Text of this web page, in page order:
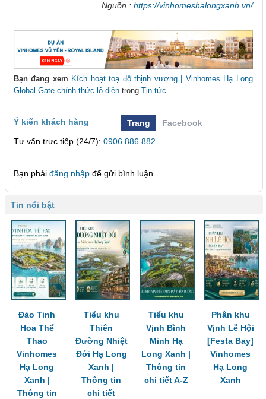
Nguồn : https://vinhomeshalongxanh.vn/
Bạn đang xem Kích hoạt toạ độ thịnh vượng | Vinhomes Hạ Long
Global Gate chính thức lộ diện trong Tin tức
Ý kiến khách hàng Trang
Facebook
Tư vấn trực tiếp (24/7): 0906 886 882
Bạn phải đăng nhập để gửi bình luận.
Tin nổi bật
Đảo Tinh
Hoa Thể
Thao
Vinhomes
Hạ Long
Xanh |
Thông tin
Tiểu khu
Thiên
Đường Nhiệt
Đới Hạ Long
Xanh |
Thông tin
chi tiết
Tiểu khu
Vịnh Bình
Minh Hạ
Long Xanh |
Thông tin
chi tiết A-Z
Phân khu
Vịnh Lễ Hội
[Festa Bay]
Vinhomes
Hạ Long
Xanh